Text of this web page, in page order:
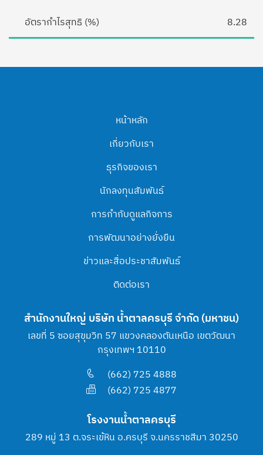
อัตรากำไรสุทธิ (%)
8.28
สำนักงานใหญ่ บริษัท น้ำตาลครบุรี จำกัด (มหาชน)
เลขที่ 5 ซอยสุขุมวิท 57 แขวงคลองตันเหนือ เขตวัฒนา
กรุงเทพฯ 10110
(662) 725 4888
(662) 725 4877
โรงงานน้ำตาลครบุรี
289 หมู่ 13 ต.จระเข้หิน อ.ครบุรี จ.นครราชสีมา 30250
หน้าหลัก
เกี่ยวกับเรา
ธุรกิจของเรา
นักลงทุนสัมพันธ์
การกำกับดูแลกิจการ
การพัฒนาอย่างยั่งยืน
ข่าวและสื่อประชาสัมพันธ์
ติดต่อเรา